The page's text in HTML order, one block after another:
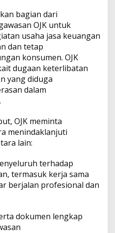
bagian dari
OJK untuk
usaha jasa keuangan
dan tetap
konsumen. OJK
dugaan keterlibatan
yang diduga
dalam
OJK meminta
menindaklanjuti
lain:
terhadap
termasuk kerja sama
berjalan profesional dan
dokumen lengkap